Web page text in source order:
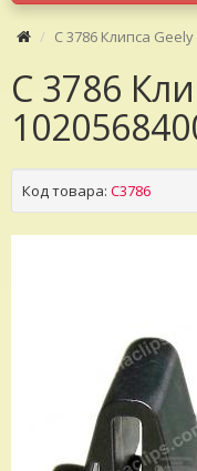
C 3786 Клипса Geely
C 3786
Код товара: C3786